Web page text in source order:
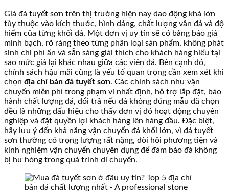
Giá đá tuyết sơn trên thị trường hiện nay dao động khá lớn
tùy thuộc vào kích thước, hình dáng, chất lượng vân đá và độ
hiếm của từng khối đá. Một đơn vị uy tín sẽ có bảng báo giá
minh bạch, rõ ràng theo từng phân loại sản phẩm, không phát
sinh chi phí ẩn và sẵn sàng giải thích cho khách hàng hiểu tại
sao mức giá lại khác nhau giữa các viên đá. Bên cạnh đó,
chính sách hậu mãi cũng là yếu tố quan trọng cần xem xét khi
chọn địa chỉ bán đá tuyết sơn. Các chính sách như vận
chuyển miễn phí trong phạm vi nhất định, hỗ trợ lắp đặt, bảo
hành chất lượng đá, đổi trả nếu đá không đúng mẫu đã chọn
đều là những dấu hiệu cho thấy đơn vị đó hoạt động chuyên
nghiệp và đặt quyền lợi khách hàng lên hàng đầu. Đặc biệt,
hãy lưu ý đến khả năng vận chuyển đá khối lớn, vì đá tuyết
sơn thường có trọng lượng rất nặng, đòi hỏi phương tiện và
kinh nghiệm vận chuyển chuyên dụng để đảm bảo đá không
bị hư hỏng trong quá trình di chuyển.